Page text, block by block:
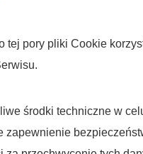
pory pliki Cookie
środki techniczne w